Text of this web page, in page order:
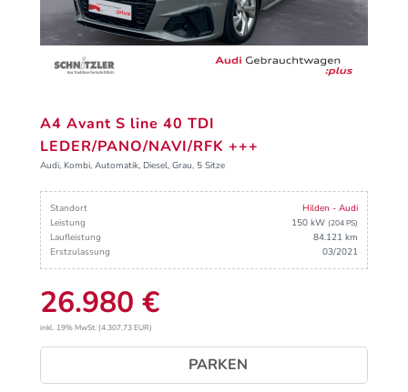
A4 Avant S line 40 TDI
LEDER/PANO/NAVI/RFK +++
Audi, Kombi, Automatik, Diesel, Grau, 5 Sitze
Standort
Hilden - Audi
Leistung
150 kW (204 PS)
Laufleistung
84.121 km
Erstzulassung
03/2021
26.980 €
inkl. 19% MwSt. (4.307,73 EUR)
PARKEN